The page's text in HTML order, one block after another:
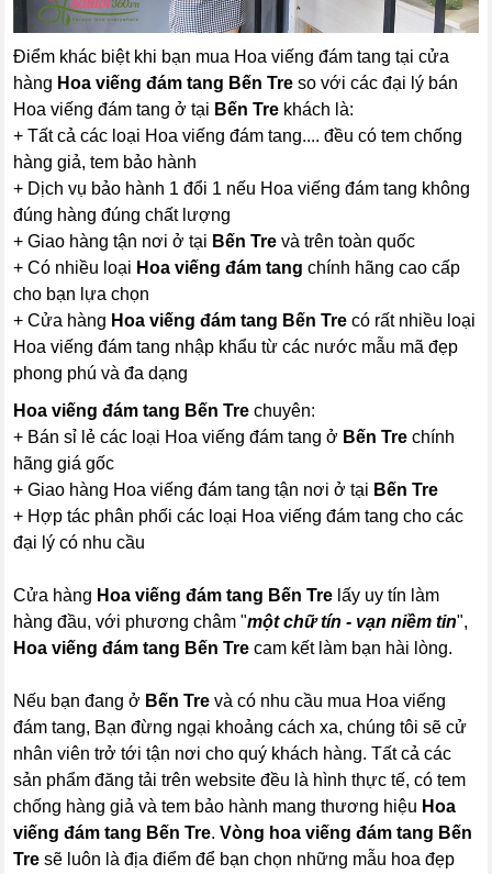
Điểm khác biệt khi bạn mua Hoa viếng đám tang tại cửa
hàng Hoa viếng đám tang Bến Tre so với các đại lý bán
Hoa viếng đám tang ở tại Bến Tre khách là:
+ Tất cả các loại Hoa viếng đám tang.... đều có tem chống
hàng giả, tem bảo hành
+ Dịch vụ bảo hành 1 đổi 1 nếu Hoa viếng đám tang không
đúng hàng đúng chất lượng
+ Giao hàng tận nơi ở tại Bến Tre và trên toàn quốc
+ Có nhiều loại Hoa viếng đám tang chính hãng cao cấp
cho bạn lựa chọn
+ Cửa hàng Hoa viếng đám tang Bến Tre có rất nhiều loại
Hoa viếng đám tang nhập khẩu từ các nước mẫu mã đẹp
phong phú và đa dạng
Hoa viếng đám tang Bến Trechuyên:
+ Bán sỉ lẻ các loại Hoa viếng đám tang ở Bến Tre chính
hãng giá gốc
+ Giao hàng Hoa viếng đám tang tận nơi ở tại Bến Tre
+ Hợp tác phân phối các loại Hoa viếng đám tang cho các
đại lý có nhu cầu
Cửa hàng Hoa viếng đám tang Bến Tre lấy uy tín làm
hàng đầu, với phương châm "một chữ tín - vạn niềm tin",
Hoa viếng đám tang Bến Tre cam kết làm bạn hài lòng.
Nếu bạn đang ở Bến Tre và có nhu cầu mua Hoa viếng
đám tang, Bạn đừng ngại khoảng cách xa, chúng tôi sẽ cử
nhân viên trở tới tận nơi cho quý khách hàng. Tất cả các
sản phẩm đăng tải trên website đều là hình thực tế, có tem
chống hàng giả và tem bảo hành mang thương hiệu Hoa
viếng đám tang Bến Tre.Vòng hoa viếng đám tang Bến
Tre sẽ luôn là địa điểm để bạn chọn những mẫu hoa đẹp